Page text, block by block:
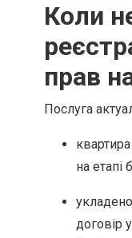
Коли
прав
Послуга
на етапі
договір